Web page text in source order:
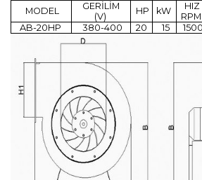
MODEL
GERİLİM
(V)
HP kW
HIZ
RPM
AB-20HP
380-400 20 15 1500